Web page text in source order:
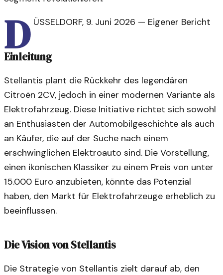
D ÜSSELDORF, 9. Juni 2026 — Eigener Bericht
Einleitung
Stellantis plant die Rückkehr des legendären
Citroën 2CV, jedoch in einer modernen Variante als
Elektrofahrzeug. Diese Initiative richtet sich sowohl
an Enthusiasten der Automobilgeschichte als auch
an Käufer, die auf der Suche nach einem
erschwinglichen Elektroauto sind. Die Vorstellung,
einen ikonischen Klassiker zu einem Preis von unter
15.000 Euro anzubieten, könnte das Potenzial
haben, den Markt für Elektrofahrzeuge erheblich zu
beeinflussen.
Die Vision von Stellantis
Die Strategie von Stellantis zielt darauf ab, den